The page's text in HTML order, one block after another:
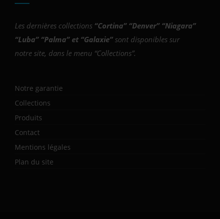
Les dernières collections “Cortina” “Denver” “Niagara”
“Luba” “Palma” et “Galaxie” sont disponibles sur
notre site, dans le menu “Collections”.
Notre garantie
Collections
Produits
Contact
Mentions légales
Plan du site